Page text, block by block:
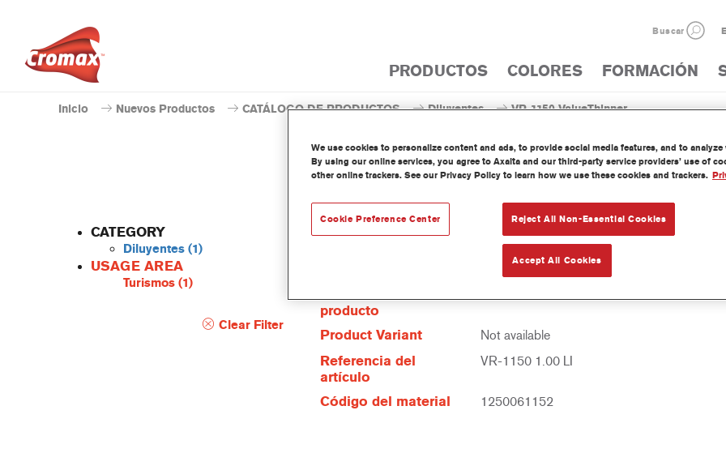
Buscar
PRODUCTOS COLORES FORMACIÓN
Inicio Nuevos Productos CATÁLOGO DE PRODUCTOS Diluyentes VR-1150 ValueThinner
CATEGORY
Diluyentes (1)
USAGE AREA
Turismos (1)
Clear Filter
VR-1150
producto
Product Variant
Not available
Referencia del
artículo
VR-1150 1.00 LI
Código del material 1250061152
We use cookies to personalize content and ads, to provide social media features, and to
By using our online services, you agree to Axalta and our third-party service providers’ use of
other online trackers. See our Privacy Policy to learn how we use these cookies and trackers.
Reject All Non-Essential Cookies
Accept All Cookies
Cookie Preference Center